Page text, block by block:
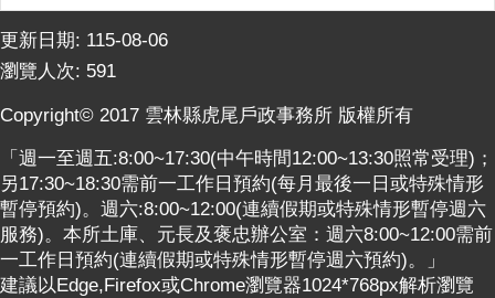
民
意
交
相
關
連
結
網
站
更新日期: 115-08-06
瀏覽人次: 591
Copyright© 2017 雲林縣虎尾戶政事務所 版權所有
「週一至週五:8:00~17:30(中午時間12:00~13:30照常受理)；
另17:30~18:30需前一工作日預約(每月最後一日或特殊情形
暫停預約)。週六:8:00~12:00(連續假期或特殊情形暫停週六
服務)。本所土庫、元長及褒忠辦公室：週六8:00~12:00需前
一工作日預約(連續假期或特殊情形暫停週六預約)。」
建議以Edge,Firefox或Chrome瀏覽器1024*768px解析瀏覽